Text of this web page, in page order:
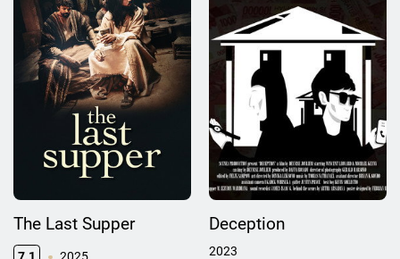
The Last Supper
7.1 2025
Deception
2023